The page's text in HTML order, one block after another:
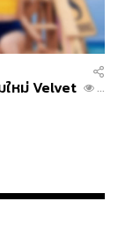
หม่ Velvet
...